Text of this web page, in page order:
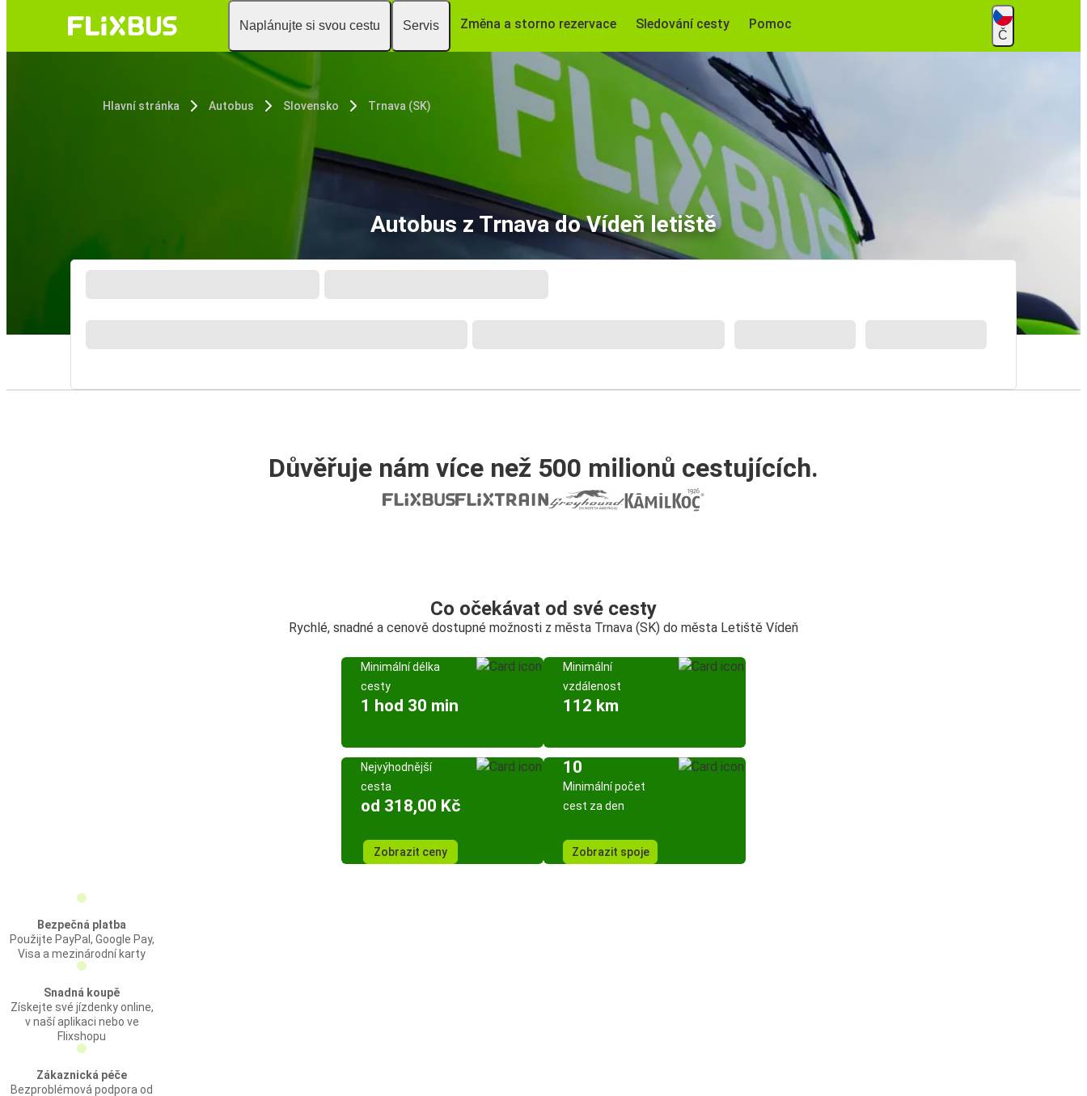
Naplánujte si svou cestu Servis Změna a storno rezervace Sledování cesty Pomoc
Č
Hlavní stránka Autobus Slovensko Trnava (SK)
Autobus z Trnava do Vídeň letiště
Důvěřuje nám více než 500 milionů cestujících.
Co očekávat od své cesty
Rychlé, snadné a cenově dostupné možnosti z města Trnava (SK) do města Letiště Vídeň
Minimální délka
cesty
1 hod 30 min
Minimální
vzdálenost
112 km
Nejvýhodnější
cesta
od 318,00 Kč
Zobrazit ceny
10
Minimální počet
cest za den
Zobrazit spoje
Bezpečná platba
Použijte PayPal, Google Pay,
Visa a mezinárodní karty
Snadná koupě
Získejte své jízdenky online,
v naší aplikaci nebo ve
Flixshopu
Zákaznická péče
Bezproblémová podpora od